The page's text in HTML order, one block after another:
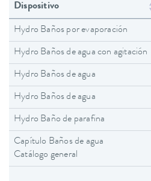
Dispositivo
Hydro Baños por evaporación
Hydro Baños de agua con agitación
Hydro Baños de agua
Hydro Baños de agua
Hydro Baño de parafina
Capítulo Baños de agua
Catálogo general